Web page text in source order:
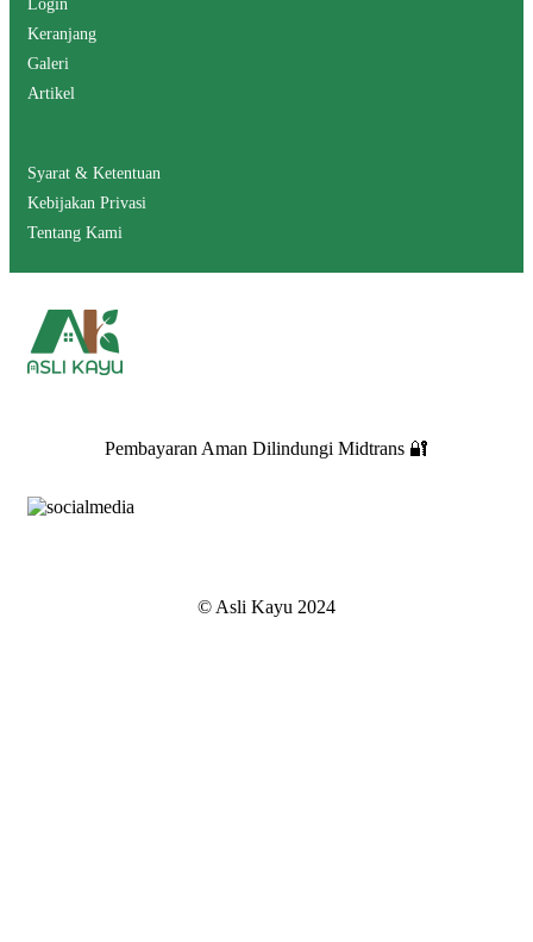
Login
Keranjang
Galeri
Artikel
Syarat & Ketentuan
Kebijakan Privasi
Tentang Kami
© Asli Kayu 2024
Pembayaran Aman Dilindungi Midtrans 🔐